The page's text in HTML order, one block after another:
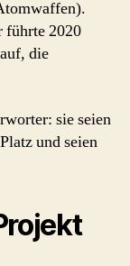
führte 2020
die
sie seien
und seien